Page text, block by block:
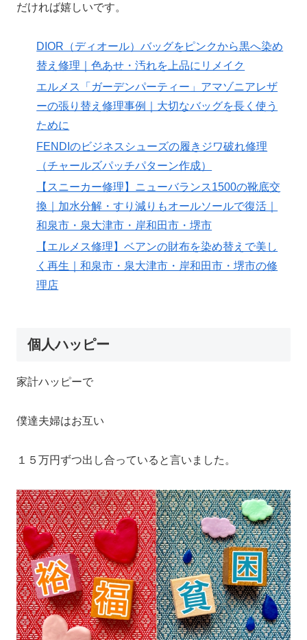
だければ嬉しいです。
DIOR（ディオール）バッグをピンクから黒へ染め
替え修理｜色あせ・汚れを上品にリメイク
エルメス「ガーデンパーティー」アマゾニアレザ
ーの張り替え修理事例｜大切なバッグを長く使う
ために
FENDIのビジネスシューズの履きジワ破れ修理
（チャールズパッチパターン作成）
【スニーカー修理】ニューバランス1500の靴底交
換｜加水分解・すり減りもオールソールで復活｜
和泉市・泉大津市・岸和田市・堺市
【エルメス修理】ベアンの財布を染め替えで美し
く再生｜和泉市・泉大津市・岸和田市・堺市の修
理店
個人ハッピー
家計ハッピーで
僕達夫婦はお互い
１５万円ずつ出し合っていると言いました。